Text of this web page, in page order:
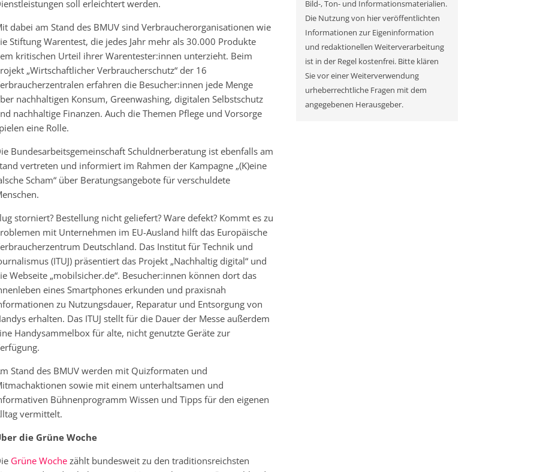
soll erleichtert werden.
dabei am Stand des BMUV sind Verbraucherorganisationen wie
Stiftung Warentest, die jedes Jahr mehr als 30.000 Produkte
kritischen Urteil ihrer Warentester:innen unterzieht. Beim
„Wirtschaftlicher Verbraucherschutz“ der 16
erfahren die Besucher:innen jede Menge
nachhaltigen Konsum, Greenwashing, digitalen Selbstschutz
nachhaltige Finanzen. Auch die Themen Pflege und Vorsorge
eine Rolle.
Bundesarbeitsgemeinschaft Schuldnerberatung ist ebenfalls am
vertreten und informiert im Rahmen der Kampagne „(K)eine
Scham“ über Beratungsangebote für verschuldete
storniert? Bestellung nicht geliefert? Ware defekt? Kommt es zu
mit Unternehmen im EU-Ausland hilft das Europäische
Deutschland. Das Institut für Technik und
(ITUJ) präsentiert das Projekt „Nachhaltig digital“ und
Webseite „mobilsicher.de“. Besucher:innen können dort das
eines Smartphones erkunden und praxisnah
zu Nutzungsdauer, Reparatur und Entsorgung von
erhalten. Das ITUJ stellt für die Dauer der Messe außerdem
Handysammelbox für alte, nicht genutzte Geräte zur
Stand des BMUV werden mit Quizformaten und
sowie mit einem unterhaltsamen und
Bühnenprogramm Wissen und Tipps für den eigenen
vermittelt.
die Grüne Woche
Grüne Woche zählt bundesweit zu den traditionsreichsten
Bild-, Ton- und Informationsmaterialien.
Die Nutzung von hier veröffentlichten
Informationen zur Eigeninformation
und redaktionellen Weiterverarbeitung
ist in der Regel kostenfrei. Bitte klären
Sie vor einer Weiterverwendung
urheberrechtliche Fragen mit dem
angegebenen Herausgeber.